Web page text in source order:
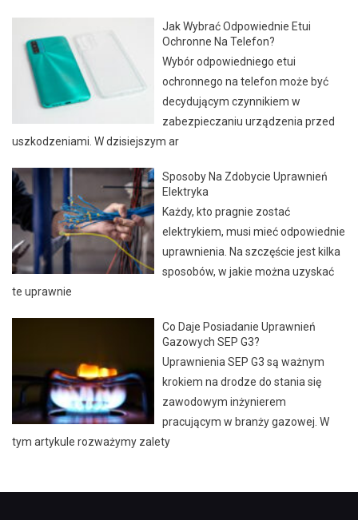
Jak Wybrać Odpowiednie Etui
Ochronne Na Telefon?
Wybór odpowiedniego etui
ochronnego na telefon może być
decydującym czynnikiem w
zabezpieczaniu urządzenia przed
uszkodzeniami. W dzisiejszym ar
Sposoby Na Zdobycie Uprawnień
Elektryka
Każdy, kto pragnie zostać
elektrykiem, musi mieć odpowiednie
uprawnienia. Na szczęście jest kilka
sposobów, w jakie można uzyskać
te uprawnie
Co Daje Posiadanie Uprawnień
Gazowych SEP G3?
Uprawnienia SEP G3 są ważnym
krokiem na drodze do stania się
zawodowym inżynierem
pracującym w branży gazowej. W
tym artykule rozważymy zalety